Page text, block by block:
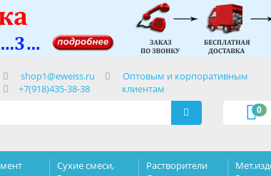
shop1@eweiss.ru
+7(918)435-38-38
Оптовым и корпоративным
клиентам
0
Сухие смеси,
Растворители